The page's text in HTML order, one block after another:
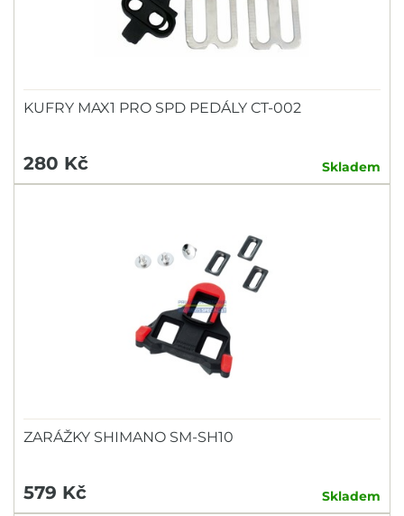
KUFRY MAX1 PRO SPD PEDÁLY CT-002
280 Kč Skladem
ZARÁŽKY SHIMANO SM-SH10
579 Kč Skladem